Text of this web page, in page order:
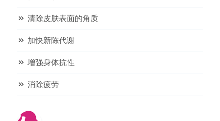
清除皮肤表面的角质
加快新陈代谢
增强身体抗性
消除疲劳